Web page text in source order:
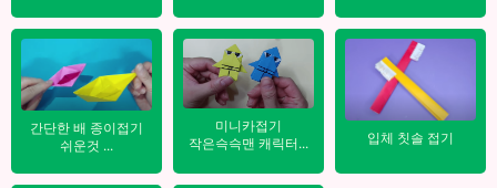
간단한 배 종이접기
쉬운것 ...
미니카접기
작은슥슥맨 캐릭터...
입체 칫솔 접기